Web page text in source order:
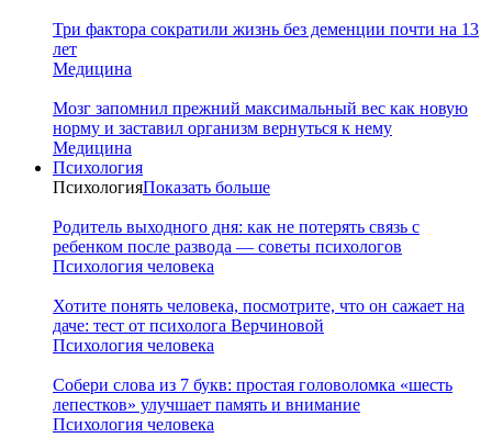
Три фактора сократили жизнь без деменции почти на 13
лет
Медицина
Мозг запомнил прежний максимальный вес как новую
норму и заставил организм вернуться к нему
Медицина
Психология
ПсихологияПоказать больше
Родитель выходного дня: как не потерять связь с
ребенком после развода — советы психологов
Психология человека
Хотите понять человека, посмотрите, что он сажает на
даче: тест от психолога Верчиновой
Психология человека
Собери слова из 7 букв: простая головоломка «шесть
лепестков» улучшает память и внимание
Психология человека